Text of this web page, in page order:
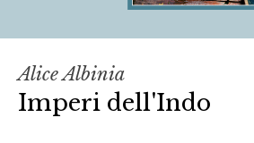
Alice Albinia
Imperi dell'Indo